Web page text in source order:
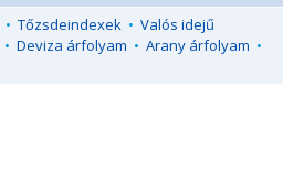
• Tőzsdeindexek • Valós idejű
• Deviza árfolyam • Arany árfolyam •